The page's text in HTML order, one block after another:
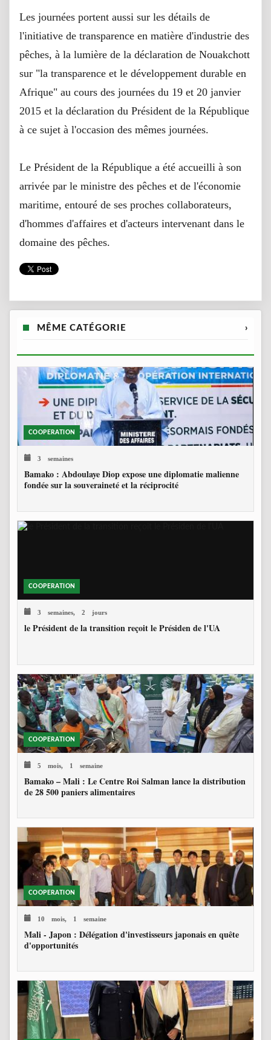
Les journées portent aussi sur les détails de
l'initiative de transparence en matière d'industrie des
pêches, à la lumière de la déclaration de Nouakchott
sur "la transparence et le développement durable en
Afrique" au cours des journées du 19 et 20 janvier
2015 et la déclaration du Président de la République
à ce sujet à l'occasion des mêmes journées.
Le Président de la République a été accueilli à son
arrivée par le ministre des pêches et de l'économie
maritime, entouré de ses proches collaborateurs,
d'hommes d'affaires et d'acteurs intervenant dans le
domaine des pêches.
MÊME CATÉGORIE ›
COOPERATION
3 semaines
Bamako : Abdoulaye Diop expose une diplomatie malienne
fondée sur la souveraineté et la réciprocité
COOPERATION
3 semaines, 2 jours
le Président de la transition reçoit le Présiden de l'UA
COOPERATION
5 mois, 1 semaine
Bamako – Mali : Le Centre Roi Salman lance la distribution
de 28 500 paniers alimentaires
COOPERATION
10 mois, 1 semaine
Mali - Japon : Délégation d'investisseurs japonais en quête
d'opportunités